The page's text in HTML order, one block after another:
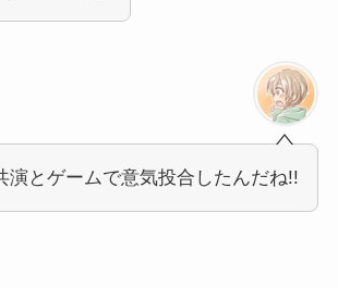
演とゲームで意気投合したんだね!!